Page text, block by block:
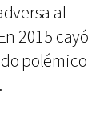
al
2015 cayó
polémico